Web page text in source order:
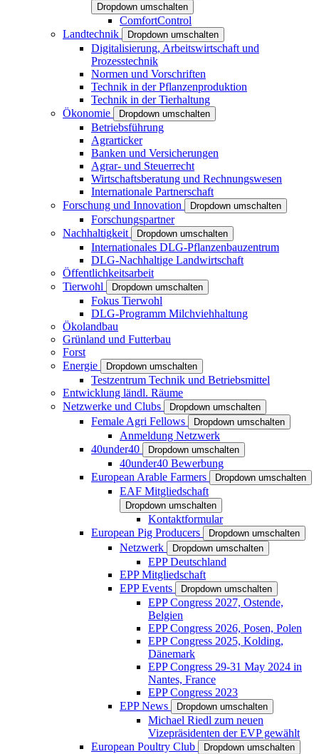
Dropdown umschalten
ComfortControl
Landtechnik
Dropdown umschalten
Digitalisierung, Arbeitswirtschaft und
Prozesstechnik
Normen und Vorschriften
Technik in der Pflanzenproduktion
Technik in der Tierhaltung
Ökonomie
Dropdown umschalten
Betriebsführung
Agrarticker
Banken und Versicherungen
Agrar- und Steuerrecht
Wirtschaftsberatung und Rechnungswesen
Internationale Partnerschaft
Forschung und Innovation
Dropdown umschalten
Forschungspartner
Nachhaltigkeit
Dropdown umschalten
Internationales DLG-Pflanzenbauzentrum
DLG-Nachhaltige Landwirtschaft
Öffentlichkeitsarbeit
Tierwohl
Dropdown umschalten
Fokus Tierwohl
DLG-Programm Milchviehhaltung
Ökolandbau
Grünland und Futterbau
Forst
Energie
Dropdown umschalten
Testzentrum Technik und Betriebsmittel
Entwicklung ländl. Räume
Netzwerke und Clubs
Dropdown umschalten
Female Agri Fellows Dropdown umschalten
Anmeldung Netzwerk
40under40
Dropdown umschalten
40under40 Bewerbung
European Arable Farmers
Dropdown umschalten
EAF Mitgliedschaft
Dropdown umschalten
Kontaktformular
European Pig Producers
Dropdown umschalten
Netzwerk Dropdown umschalten
EPP Deutschland
EPP Mitgliedschaft
EPP Events
Dropdown umschalten
EPP Congress 2027, Ostende,
Belgien
EPP Congress 2026, Posen, Polen
EPP Congress 2025, Kolding,
Dänemark
EPP Congress 29-31 May 2024 in
Nantes, France
EPP Congress 2023
EPP News
Dropdown umschalten
Michael Riedl zum neuen
Vizepräsidenten der EVP gewählt
European Poultry Club
Dropdown umschalten